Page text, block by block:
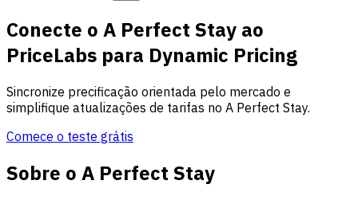
Conecte o A Perfect Stay ao
PriceLabs para Dynamic Pricing
Sincronize precificação orientada pelo mercado e
simplifique atualizações de tarifas no A Perfect Stay.
Comece o teste grátis
Sobre o A Perfect Stay